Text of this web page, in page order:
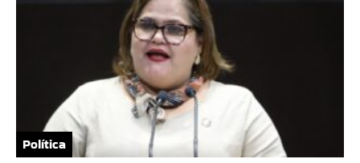
Política